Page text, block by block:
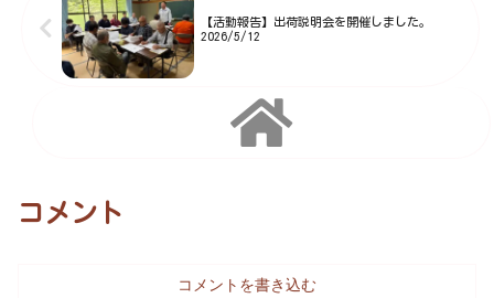
いました。組合員さんも「今年
【活動報告】出荷説明会を開催しました。
2026/5/12
コメント
コメントを書き込む